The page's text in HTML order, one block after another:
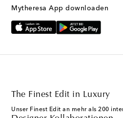
Mytheresa App downloaden
The Finest Edit in Luxury
Unser Finest Edit an mehr als 200